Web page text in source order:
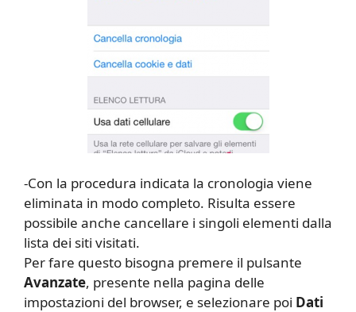
-Con la procedura indicata la cronologia viene
eliminata in modo completo. Risulta essere
possibile anche cancellare i singoli elementi dalla
lista dei siti visitati.
Per fare questo bisogna premere il pulsante
Avanzate, presente nella pagina delle
impostazioni del browser, e selezionare poi Dati